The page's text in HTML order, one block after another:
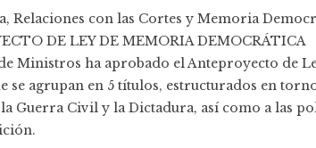
Relaciones con las Cortes y Memoria
DE LEY DE MEMORIA DEMOCRÁTICA
Ministros ha aprobado el Anteproyecto de
se agrupan en 5 títulos, estructurados en
Guerra Civil y la Dictadura, así como a las